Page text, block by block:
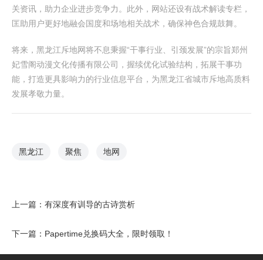
关资讯，助力企业进步竞争力。此外，网站还设有战术解读专栏，
匡助用户更好地融会国度和场地相关战术，确保神色合规鼓舞。
将来，黑龙江斥地网将不息秉握“干事行业、引颈发展”的宗旨郑州
妃雪阁动漫文化传播有限公司，握续优化试验结构，拓展干事功
能，打造更具影响力的行业信息平台，为黑龙江省城市斥地高质料
发展孝敬力量。
黑龙江 聚焦 地网
上一篇： 有深度有训导的古诗赏析
下一篇： Papertime兑换码大全，限时领取！